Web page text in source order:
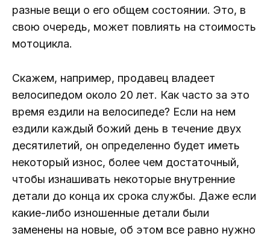
разные вещи о его общем состоянии. Это, в
свою очередь, может повлиять на стоимость
мотоцикла.
Скажем, например, продавец владеет
велосипедом около 20 лет. Как часто за это
время ездили на велосипеде? Если на нем
ездили каждый божий день в течение двух
десятилетий, он определенно будет иметь
некоторый износ, более чем достаточный,
чтобы изнашивать некоторые внутренние
детали до конца их срока службы. Даже если
какие-либо изношенные детали были
заменены на новые, об этом все равно нужно